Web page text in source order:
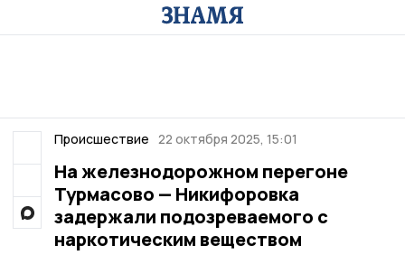
Происшествие 22 октября 2025, 15:01
На железнодорожном перегоне
Турмасово — Никифоровка
задержали подозреваемого с
наркотическим веществом